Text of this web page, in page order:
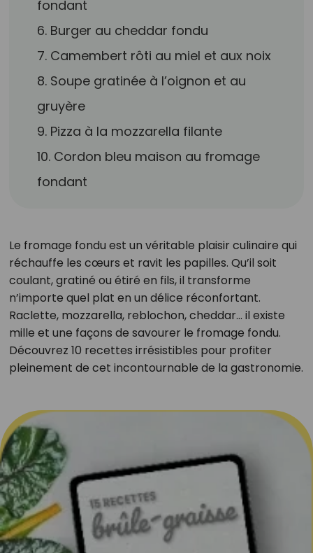
fondant
6. Burger au cheddar fondu
7. Camembert rôti au miel et aux noix
8. Soupe gratinée à l’oignon et au
gruyère
9. Pizza à la mozzarella filante
10. Cordon bleu maison au fromage
fondant
Le fromage fondu est un véritable plaisir culinaire qui
réchauffe les cœurs et ravit les papilles. Qu’il soit
coulant, gratiné ou étiré en fils, il transforme
n’importe quel plat en un délice réconfortant.
Raclette, mozzarella, reblochon, cheddar… il existe
mille et une façons de savourer le fromage fondu.
Découvrez 10 recettes irrésistibles pour profiter
pleinement de cet incontournable de la gastronomie.